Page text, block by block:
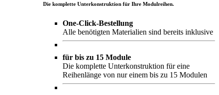
Die komplette Unterkonstruktion für Ihre Modulreihen.
One-Click-Bestellung
Alle benötigten Materialien sind bereits inklusive
für bis zu 15 Module
Die komplette Unterkonstruktion für eine
Reihenlänge von nur einem bis zu 15 Modulen